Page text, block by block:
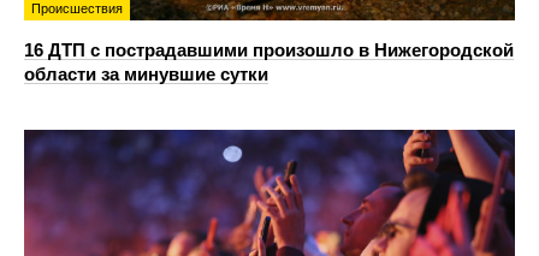
Происшествия
16 ДТП с пострадавшими произошло в Нижегородской
области за минувшие сутки